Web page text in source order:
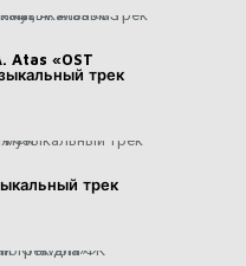
Atas «OST
трек
трек